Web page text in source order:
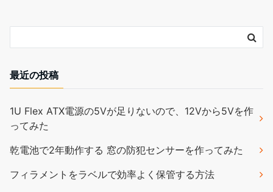
最近の投稿
1U Flex ATX電源の5Vが足りないので、12Vから5Vを作
ってみた
乾電池で2年動作する 窓の防犯センサーを作ってみた
フィラメントをラベルで効率よく保管する方法